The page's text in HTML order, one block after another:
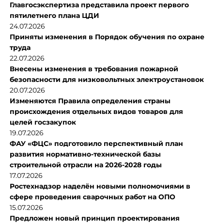
Главгосэкспертиза представила проект первого
пятилетнего плана ЦДИ
24.07.2026
Приняты изменения в Порядок обучения по охране
труда
22.07.2026
Внесены изменения в требования пожарной
безопасности для низковольтных электроустановок
20.07.2026
Изменяются Правила определения страны
происхождения отдельных видов товаров для
целей госзакупок
19.07.2026
ФАУ «ФЦС» подготовило перспективный план
развития нормативно-технической базы
строительной отрасли на 2026-2028 годы
17.07.2026
Ростехнадзор наделён новыми полномочиями в
сфере проведения сварочных работ на ОПО
15.07.2026
Предложен новый принцип проектирования